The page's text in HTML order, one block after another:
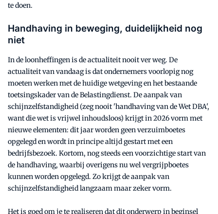
te doen.
Handhaving in beweging, duidelijkheid nog
niet
In de loonheffingen is de actualiteit nooit ver weg. De
actualiteit van vandaag is dat ondernemers voorlopig nog
moeten werken met de huidige wetgeving en het bestaande
toetsingskader van de Belastingdienst. De aanpak van
schijnzelfstandigheid (zeg nooit 'handhaving van de Wet DBA',
want die wet is vrijwel inhoudsloos) krijgt in 2026 vorm met
nieuwe elementen: dit jaar worden geen verzuimboetes
opgelegd en wordt in principe altijd gestart met een
bedrijfsbezoek. Kortom, nog steeds een voorzichtige start van
de handhaving, waarbij overigens nu wel vergrijpboetes
kunnen worden opgelegd. Zo krijgt de aanpak van
schijnzelfstandigheid langzaam maar zeker vorm.
Het is goed om je te realiseren dat dit onderwerp in beginsel